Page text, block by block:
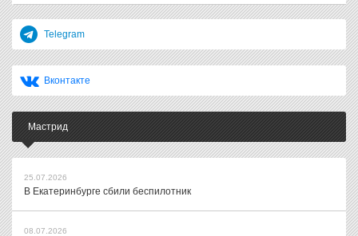
Telegram
Вконтакте
Мастрид
25.07.2026
В Екатеринбурге сбили беспилотник
08.07.2026